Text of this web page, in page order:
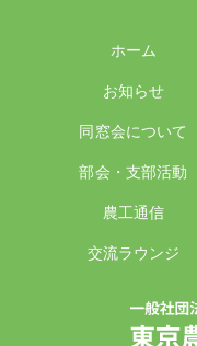
ホーム
お知らせ
同窓会について
部会・支部活動
農工通信
交流ラウンジ